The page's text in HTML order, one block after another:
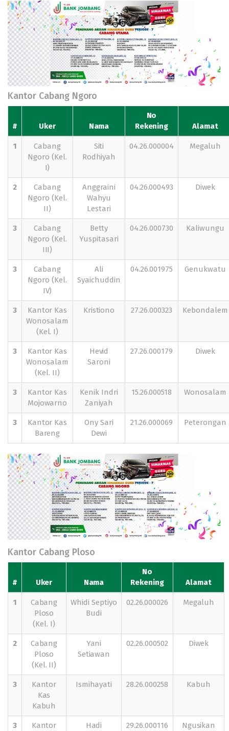
Kantor Cabang Ngoro
# Uker Nama
No
Rekening
Alamat
1
Cabang
Ngoro (Kel.
I)
Siti
Rodhiyah
04.26.000004 Megaluh
2
Cabang
Ngoro (Kel.
II)
Anggraini
Wahyu
Lestari
04.26.000493 Diwek
3
Cabang
Ngoro (Kel.
III)
Betty
Yuspitasari
04.26.000730 Kaliwungu
3
Cabang
Ngoro (Kel.
IV)
Ali
Syaichuddin
04.26.001975 Genukwatu
3
Kantor Kas
Wonosalam
(Kel. I)
Kristiono 27.26.000323 Kebondalem
3
Kantor Kas
Wonosalam
(Kel. II)
Hevid
Saroni
27.26.000179 Diwek
3
Kantor Kas
Mojowarno
Kenik Indri
Zaniyah
15.26.000518 Wonosalam
3
Kantor Kas
Bareng
Ony Sari
Dewi
21.26.000069 Peterongan
Kantor Cabang Ploso
# Uker Nama
No
Rekening
Alamat
1
Cabang
Ploso
(Kel. I)
Whidi Septiyo
Budi
02.26.000026 Megaluh
2
Cabang
Ploso
(Kel. II)
Yani
Setiawan
02.26.000502 Diwek
3
Kantor
Kas
Kabuh
Ismihayati 28.26.000258 Kabuh
3 Kantor Hadi 29.26.000116 Ngusikan